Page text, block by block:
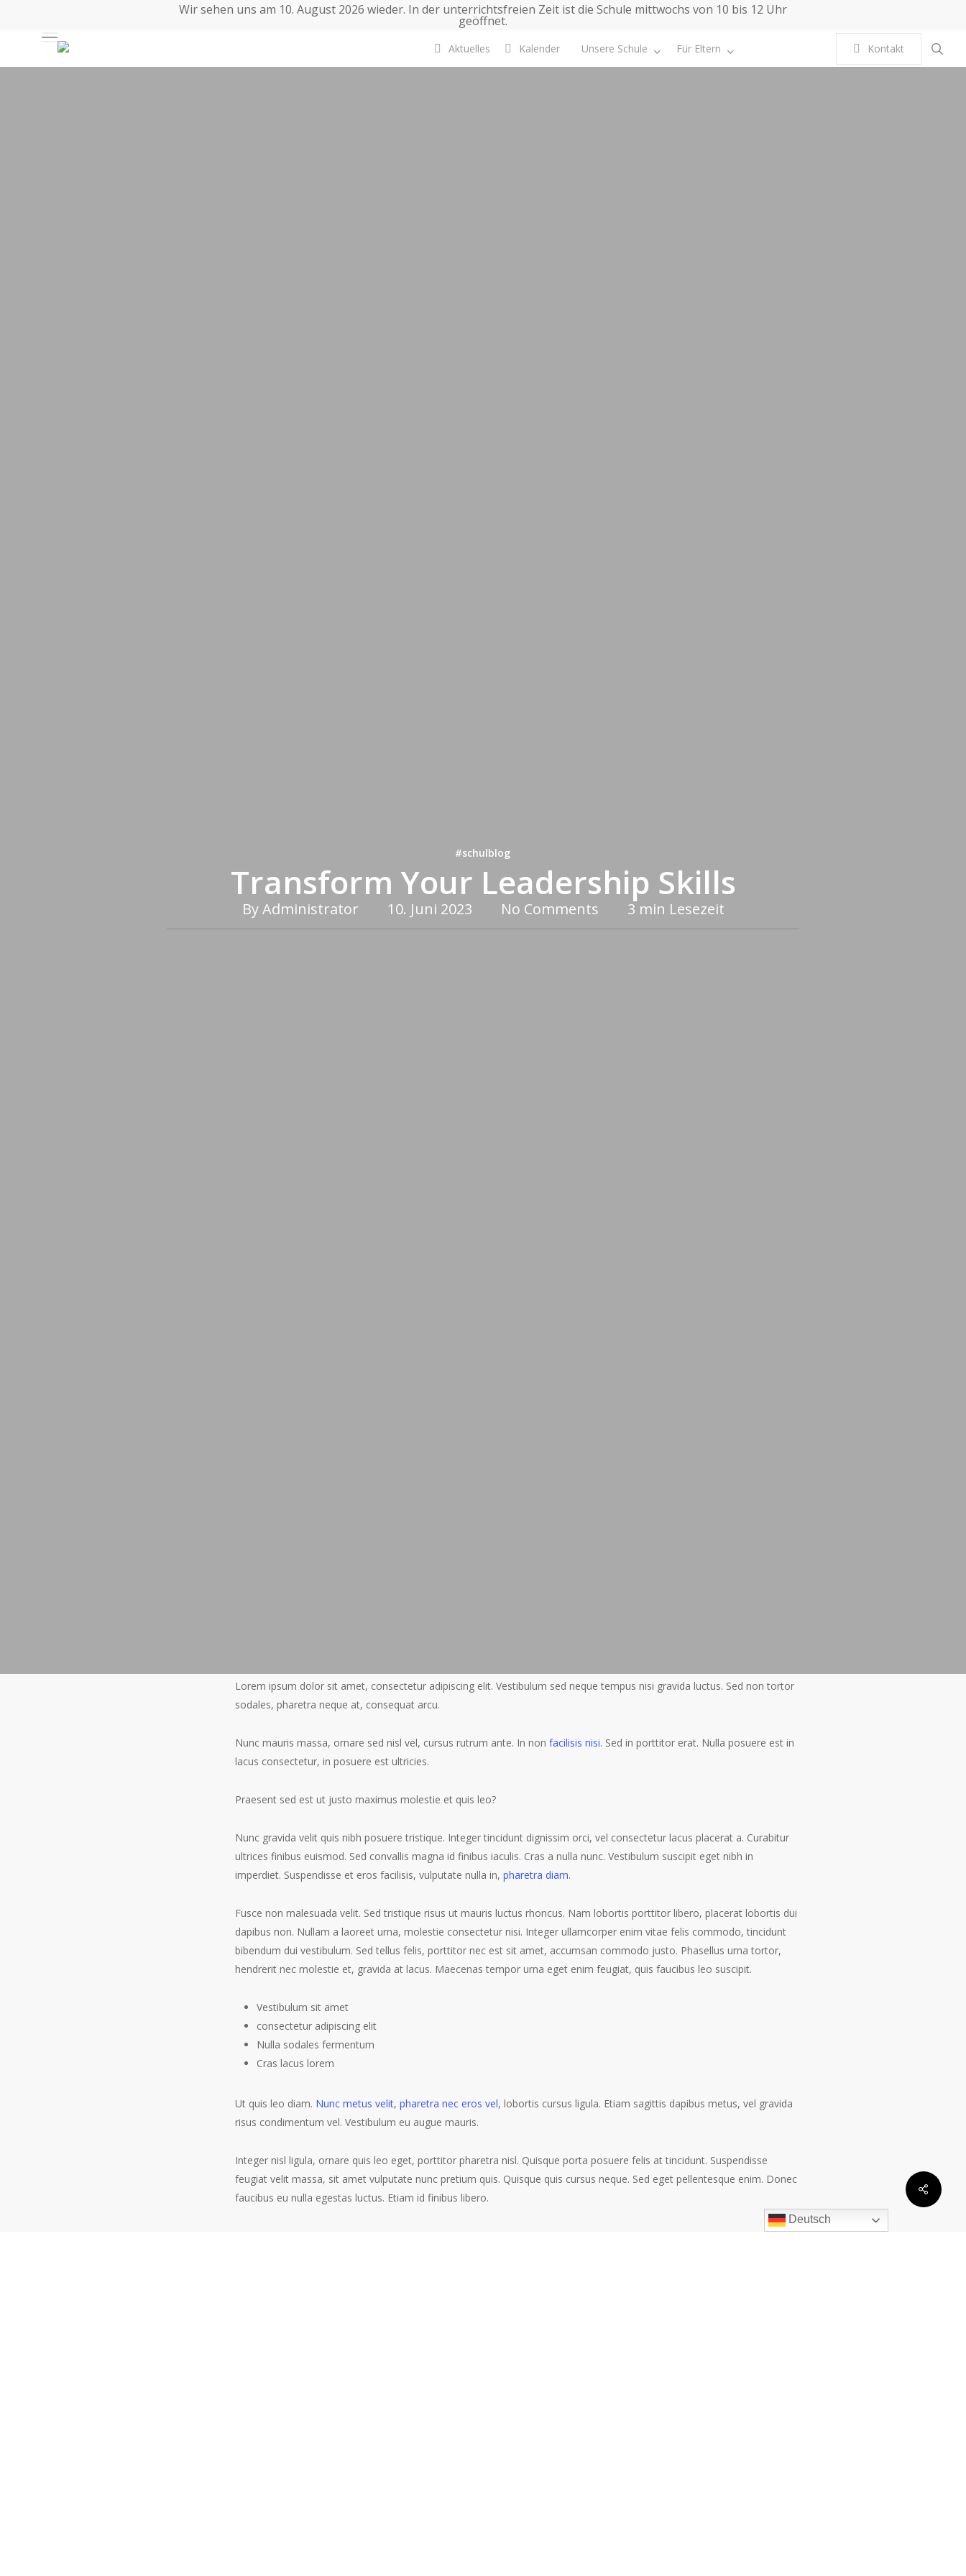
content
Wir sehen uns am 10. August 2026 wieder. In der unterrichtsfreien Zeit ist die Schule mittwochs von 10 bis 12 Uhr
geöffnet.
Auswahl
Aktuelles Kalender Unsere Schule Für Eltern Kontakt
#schulblog
Transform Your Leadership Skills
By Administrator 10. Juni 2023 No Comments 3 min Lesezeit
Lorem ipsum dolor sit amet, consectetur adipiscing elit. Vestibulum sed neque tempus nisi gravida luctus. Sed non tortor
sodales, pharetra neque at, consequat arcu.
Nunc mauris massa, ornare sed nisl vel, cursus rutrum ante. In non facilisis nisi. Sed in porttitor erat. Nulla posuere est in
lacus consectetur, in posuere est ultricies.
Praesent sed est ut justo maximus molestie et quis leo?
Nunc gravida velit quis nibh posuere tristique. Integer tincidunt dignissim orci, vel consectetur lacus placerat a. Curabitur
ultrices finibus euismod. Sed convallis magna id finibus iaculis. Cras a nulla nunc. Vestibulum suscipit eget nibh in
imperdiet. Suspendisse et eros facilisis, vulputate nulla in, pharetra diam.
Fusce non malesuada velit. Sed tristique risus ut mauris luctus rhoncus. Nam lobortis porttitor libero, placerat lobortis dui
dapibus non. Nullam a laoreet urna, molestie consectetur nisi. Integer ullamcorper enim vitae felis commodo, tincidunt
bibendum dui vestibulum. Sed tellus felis, porttitor nec est sit amet, accumsan commodo justo. Phasellus urna tortor,
hendrerit nec molestie et, gravida at lacus. Maecenas tempor urna eget enim feugiat, quis faucibus leo suscipit.
Vestibulum sit amet
consectetur adipiscing elit
Nulla sodales fermentum
Cras lacus lorem
Ut quis leo diam. Nunc metus velit, pharetra nec eros vel, lobortis cursus ligula. Etiam sagittis dapibus metus, vel gravida
risus condimentum vel. Vestibulum eu augue mauris.
Integer nisl ligula, ornare quis leo eget, porttitor pharetra nisl. Quisque porta posuere felis at tincidunt. Suspendisse
feugiat velit massa, sit amet vulputate nunc pretium quis. Quisque quis cursus neque. Sed eget pellentesque enim. Donec
faucibus eu nulla egestas luctus. Etiam id finibus libero.
Share
Deutsch